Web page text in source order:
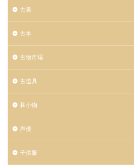
古書
古本
古物市場
古道具
和小物
声優
子供服